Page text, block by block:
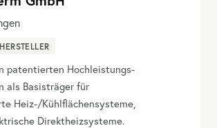
HERSTELLER
patentierten Hochleistungs-
als Basisträger für
Heiz-/Kühlflächensysteme,
Direktheizsysteme.